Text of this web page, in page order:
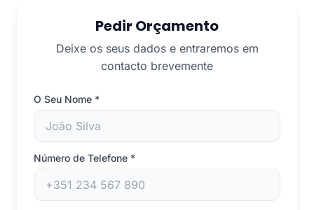
Pedir Orçamento
Deixe os seus dados e entraremos em
contacto brevemente
O Seu Nome *
Número de Telefone *